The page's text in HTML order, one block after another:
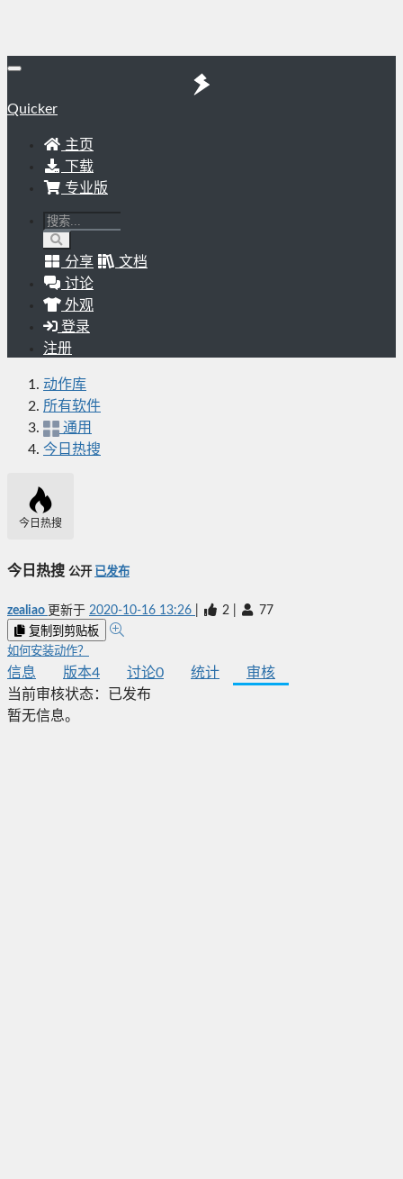
Quicker
主页
下载
专业版
分享
文档
讨论
外观
登录
注册
动作库
所有软件
通用
今日热搜
今日热搜
今日热搜 公开 已发布
zealiao 更新于 2020-10-16 13:26 2 77
复制到剪贴板
如何安装动作？
信息 版本4 讨论0 统计
审核
当前审核状态：
已发布
暂无信息。